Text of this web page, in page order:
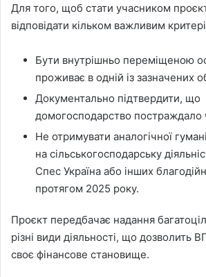
Для того, щоб стати учасником
відповідати кільком важливим
Бути внутрішньо переміщеною
проживає в одній із зазначених
Документально підтвердити, що
домогосподарство постраждало
Не отримувати аналогічної
на сільськогосподарську
Спес Україна або інших
протягом 2025 року.
Проєкт передбачає надання
різні види діяльності, що дозволить
своє фінансове становище.